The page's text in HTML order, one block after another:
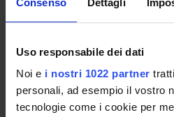
Uso responsabile dei dati
Noi e i nostri 1022 partner
personali, ad esempio il vostro
tecnologie come i cookie per
participants’ beliefs about
are driven by beliefs rather than
Overall, we show that LLMs
instrumentally effective but